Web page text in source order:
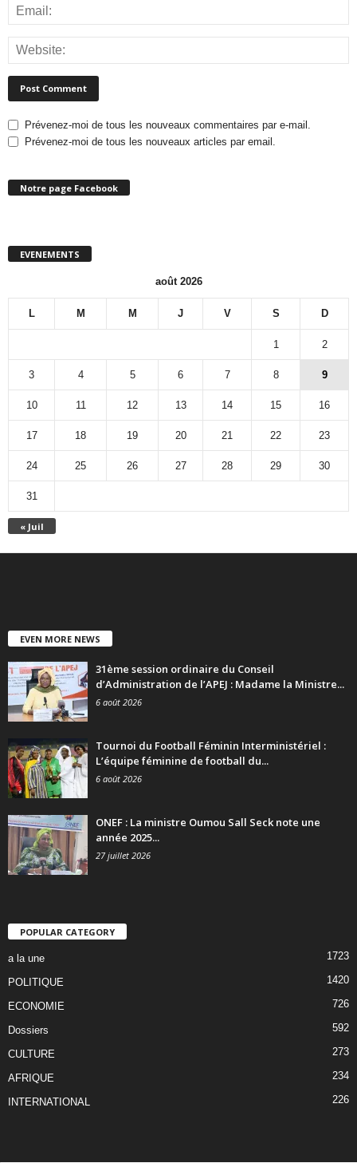
Prévenez-moi de tous les nouveaux commentaires par e-mail.
Prévenez-moi de tous les nouveaux articles par email.
Notre page Facebook
EVENEMENTS
août 2026
L M M J V S D
« Juil
1 2
3 4 5 6 7 8 9
10 11 12 13 14 15 16
17 18 19 20 21 22 23
24 25 26 27 28 29 30
31
EVEN MORE NEWS
31ème session ordinaire du Conseil
d’Administration de l’APEJ : Madame la Ministre...
6 août 2026
Tournoi du Football Féminin Interministériel :
L’équipe féminine de football du...
6 août 2026
ONEF : La ministre Oumou Sall Seck note une
année 2025...
27 juillet 2026
POPULAR CATEGORY
a la une 1723
POLITIQUE 1420
ECONOMIE 726
Dossiers 592
CULTURE 273
AFRIQUE 234
INTERNATIONAL 226